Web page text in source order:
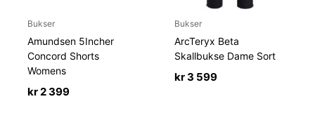
Bukser
Amundsen 5Incher
Concord Shorts
Womens
kr 2 399
Bukser
ArcTeryx Beta
Skallbukse Dame Sort
kr3 599